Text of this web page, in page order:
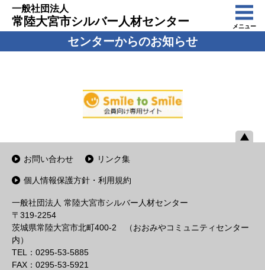
一般社団法人
常陸大宮市シルバー人材センター メニュー
センターからのお知らせ
お問い合わせ リンク集
個人情報保護方針・利用規約
一般社団法人 常陸大宮市シルバー人材センター
〒319-2254
茨城県常陸大宮市北町400-2 （おおみやコミュニティセンター
内）
TEL：0295-53-5885
FAX：0295-53-5921